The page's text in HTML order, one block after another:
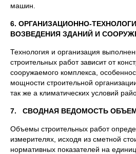
машин.
6. ОРГАНИЗАЦИОННО-
ВОЗВЕДЕНИЯ ЗДАНИЙ И
Технология и организация
строительных работ зависит от
сооружаемого комплекса,
мощности строительной
так же а климатических условий
7. СВОДНАЯ ВЕДОМОСТЬ
Объемы строительных работ
измерителях, исходя из сметной
нормативных показателей на